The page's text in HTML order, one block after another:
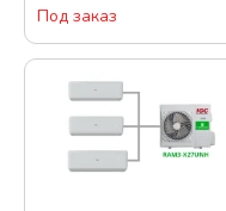
Под заказ